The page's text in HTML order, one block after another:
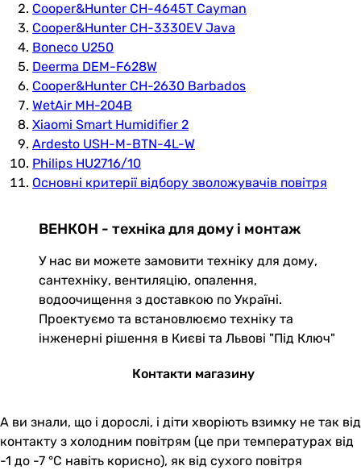
Cooper&Hunter CH-4645T Cayman
Cooper&Hunter CH-3330EV Java
Boneco U250
Deerma DEM-F628W
Cooper&Hunter CH-2630 Barbados
WetAir MH-204B
Xiaomi Smart Humidifier 2
Ardesto USH-M-BTN-4L-W
Philips HU2716/10
Основні критерії відбору зволожувачів повітря
ВЕНКОН - техніка для дому і монтаж
У нас ви можете замовити техніку для дому,
сантехніку, вентиляцію, опалення,
водоочищення з доставкою по Україні.
Проектуємо та встановлюємо техніку та
інженерні рішення в Києві та Львові "Під Ключ"
Контакти магазину
А ви знали, що і дорослі, і діти хворіють взимку не так від
контакту з холодним повітрям (це при температурах від
-1 до -7 °C навіть корисно), як від сухого повітря